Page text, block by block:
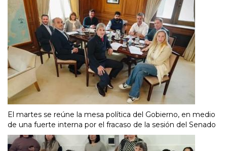
El martes se reúne la mesa política del Gobierno, en medio
de una fuerte interna por el fracaso de la sesión del Senado